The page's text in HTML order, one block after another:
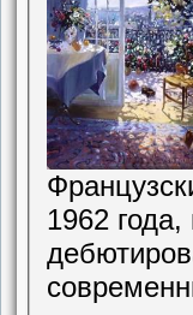
1962